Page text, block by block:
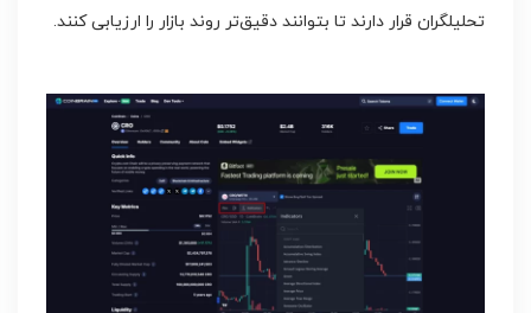
تحلیلگران قرار دارند تا بتوانند دقیق‌تر روند بازار را ارزیابی کنند.